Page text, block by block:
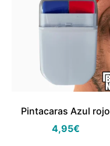
Pintacaras Azul rojo
4,95€